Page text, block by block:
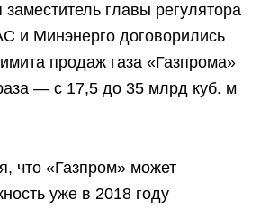
главы регулятора
и Минэнерго договорились
продаж газа «Газпрома»
— с 17,5 до 35 млрд куб. м
что «Газпром» может
уже в 2018 году